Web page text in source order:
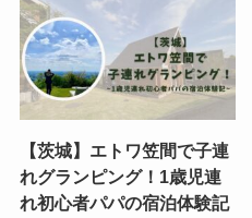
【茨城】エトワ笠間で子連
れグランピング！1歳児連
れ初心者パパの宿泊体験記